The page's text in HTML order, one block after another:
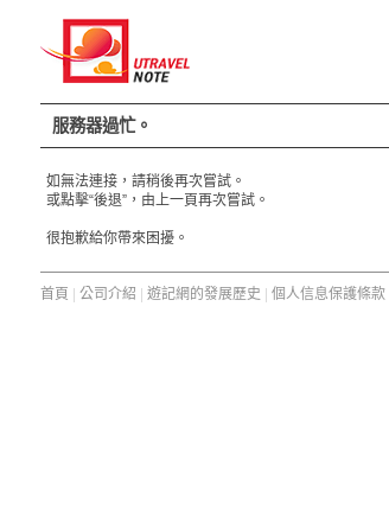
服務器過忙。
如無法連接，請稍後再次嘗試。
或點擊“後退”，由上一頁再次嘗試。
很抱歉給你帶來困擾。
首頁 公司介紹 遊記網的發展歷史 個人信息保護條款|